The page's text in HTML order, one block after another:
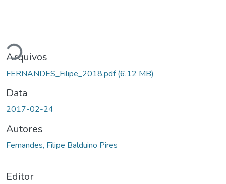
Arquivos
FERNANDES_Filipe_2018.pdf(6.12 MB)
Data
2017-02-24
Autores
Fernandes, Filipe Balduino Pires
Editor